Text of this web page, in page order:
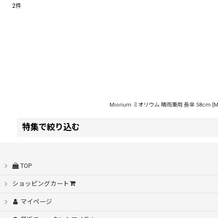
2件
Miorium ミオリウム 晴雨兼用 長傘 58cm [
特集で絞り込む
耐風設計
TOP
ショッピングカート
マイページ